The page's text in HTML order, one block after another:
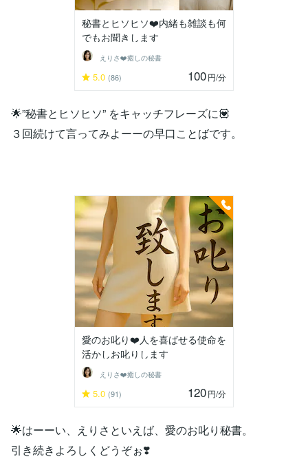
秘書とヒソヒソ❤️内緒も雑談も何
でもお聞きします
えりさ❤️癒しの秘書
5.0 (86) 100円/分
🌟”秘書とヒソヒソ” をキャッチフレーズに💟
３回続けて言ってみよーーの早口ことばです。
愛のお叱り❤️人を喜ばせる使命を
活かしお叱りします
えりさ❤️癒しの秘書
5.0 (91) 120円/分
🌟はーーい、えりさといえば、愛のお叱り秘書。
引き続きよろしくどうぞぉ❣️